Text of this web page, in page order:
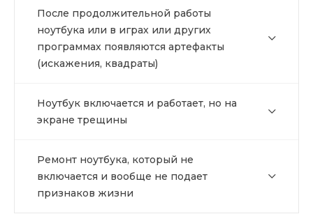
После продолжительной работы
ноутбука или в играх или других
программах появляются артефакты
(искажения, квадраты)
Ноутбук включается и работает, но на
экране трещины
Ремонт ноутбука, который не
включается и вообще не подает
признаков жизни